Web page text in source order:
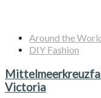
Around the
DIY Fashion
Victoria